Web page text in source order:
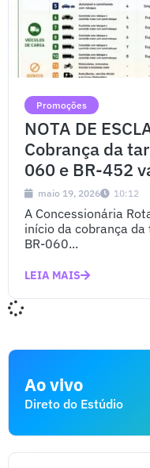
Promoções
NOTA DE
Cobrança da
060 e BR-452
maio 19, 2026 10:12
A Concessionária
início da cobrança
BR-060...
LEIA MAIS
Ao vivo
Direto do Estúdio